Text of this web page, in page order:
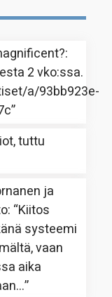
:
2 vko:ssa.
a/93bb923e-
”
tuttu
ja
: “Kiitos
systeemi
vaan
aika
”